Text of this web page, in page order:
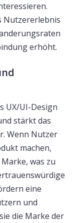
Nutzererlebnis
erhöht.
UX/UI-Design
stärkt das
Wenn Nutzer
machen,
was zu
eine
und
die Marke der